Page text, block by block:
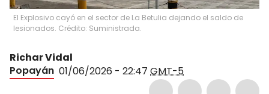
El Explosivo cayó en el sector de La Betulia dejando el saldo de
lesionados. Crédito: Suministrada.
Richar Vidal
Popayán 01/06/2026 - 22:47 GMT-5